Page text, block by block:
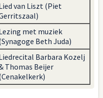
van Liszt (Piet
met muziek
Beth Juda)
Barbara Kozelj
Thomas Beijer